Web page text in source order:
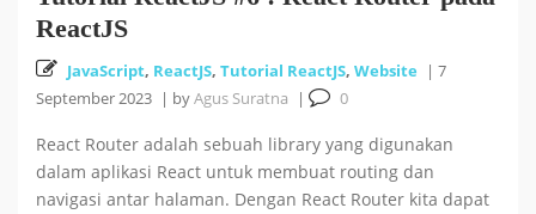
ReactJS
JavaScript, ReactJS, Tutorial ReactJS, Website | 7
September 2023 | byAgus Suratna | 0
React Router adalah sebuah library yang digunakan
dalam aplikasi React untuk membuat routing dan
navigasi antar halaman. Dengan React Router kita dapat